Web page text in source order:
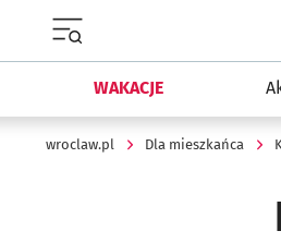
WAKACJE
wroclaw.pl Dla mieszkańca